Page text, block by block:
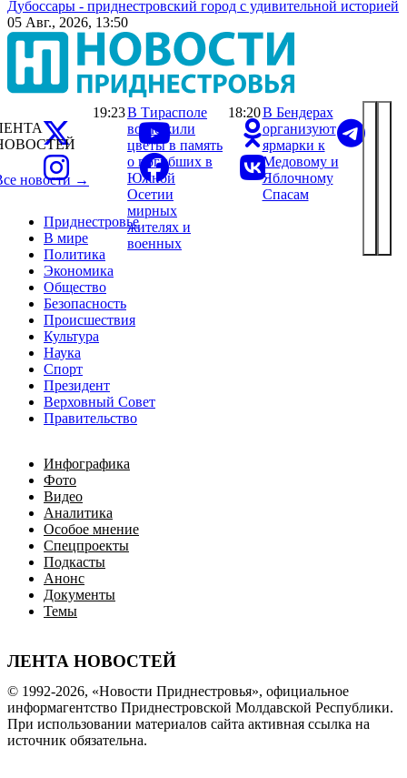
Дубоссары - приднестровский город с удивительной историей
05 Авг., 2026, 13:50
Приднестровье
В мире
Политика
Экономика
Общество
Безопасность
Происшествия
Культура
Наука
Спорт
Президент
Верховный Совет
Правительство
Инфографика
Фото
Видео
Аналитика
Особое мнение
Спецпроекты
Подкасты
Анонс
Документы
Темы
ЛЕНТА НОВОСТЕЙ
новости →
19:23В Тирасполе
возложили
цветы в память
о погибших в
Южной
Осетии
мирных
жителях и
военных
18:20В Бендерах
организуют
ярмарки к
Медовому и
Яблочному
Спасам
© 1992-2026, «Новости Приднестровья», официальное
информагентство Приднестровской Молдавской Республики.
При использовании материалов сайта активная ссылка на
источник обязательна.